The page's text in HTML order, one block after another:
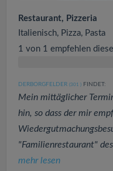
Restaurant, Pizzeria
Italienisch, Pizza, Pasta
1 von 1 empfehlen
DERBORGFELDER (301 ) FINDET:
Mein mittäglicher
hin, so dass der mir
"Familienrestaurant"
mehr lesen